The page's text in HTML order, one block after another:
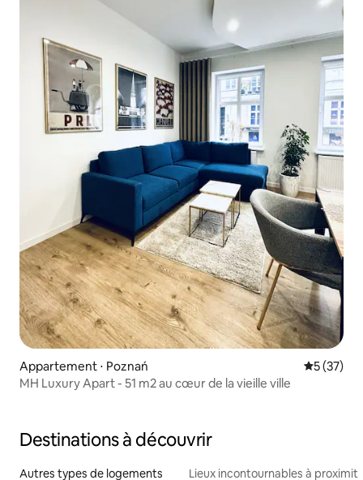
Appartement ⋅ Poznań
5 (37)
MH Luxury Apart - 51 m2 au cœur de la vieille ville
Destinations à découvrir
Autres types de logements Lieux incontournables à